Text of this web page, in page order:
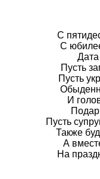
С
С
Дата
Пусть
Пусть
И
Пусть
Также
А
На